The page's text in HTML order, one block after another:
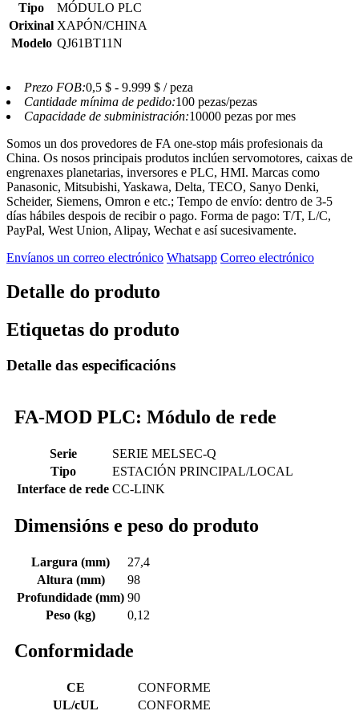
Tipo
MÓDULO PLC
Orixinal XAPÓN/CHINA
Modelo QJ61BT11N
Prezo FOB:0,5 $ - 9.999 $ / peza
Cantidade mínima de pedido:100 pezas/pezas
Capacidade de subministración:10000 pezas por mes
Somos un dos provedores de FA one-stop máis profesionais da
China. Os nosos principais produtos inclúen servomotores, caixas de
engrenaxes planetarias, inversores e PLC, HMI. Marcas como
Panasonic, Mitsubishi, Yaskawa, Delta, TECO, Sanyo Denki,
Scheider, Siemens, Omron e etc.; Tempo de envío: dentro de 3-5
días hábiles despois de recibir o pago. Forma de pago: T/T, L/C,
PayPal, West Union, Alipay, Wechat e así sucesivamente.
Envíanos un correo electrónico Whatsapp Correo electrónico
Detalle do produto
Etiquetas do produto
Detalle das especificacións
FA-MOD PLC: Módulo de rede
Serie
SERIE MELSEC-Q
Tipo
ESTACIÓN PRINCIPAL/LOCAL
Interface de rede CC-LINK
Dimensións e peso do produto
Largura (mm)
27,4
Altura (mm)
98
Profundidade (mm) 90
Peso (kg)
0,12
Conformidade
CE
CONFORME
UL/cUL
CONFORME